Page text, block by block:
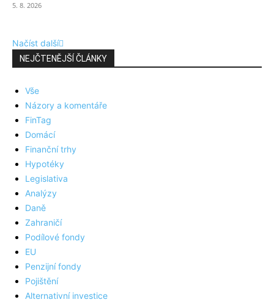
5. 8. 2026
Načíst další
NEJČTENĚJŠÍ ČLÁNKY
Vše
Názory a komentáře
FinTag
Domácí
Finanční trhy
Hypotéky
Legislativa
Analýzy
Daně
Zahraničí
Podílové fondy
EU
Penzijní fondy
Pojištění
Alternativní investice